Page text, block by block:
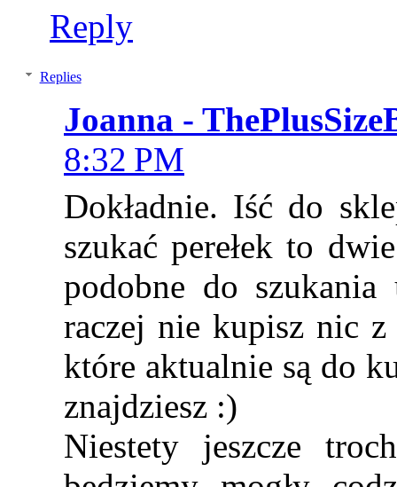
Reply
Replies
Joanna -
8:32 PM
Dokładnie. Iść do
szukać perełek to
podobne do
raczej nie kupisz nic
które aktualnie są do
znajdziesz :)
Niestety jeszcze